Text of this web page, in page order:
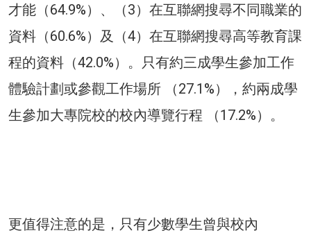
才能（64.9%）、（3）在互聯網搜尋不同職業的
資料（60.6%）及（4）在互聯網搜尋高等教育課
程的資料（42.0%）。只有約三成學生參加工作
體驗計劃或參觀工作場所 （27.1%），約兩成學
生參加大專院校的校內導覽行程 （17.2%）。
更值得注意的是，只有少數學生曾與校內